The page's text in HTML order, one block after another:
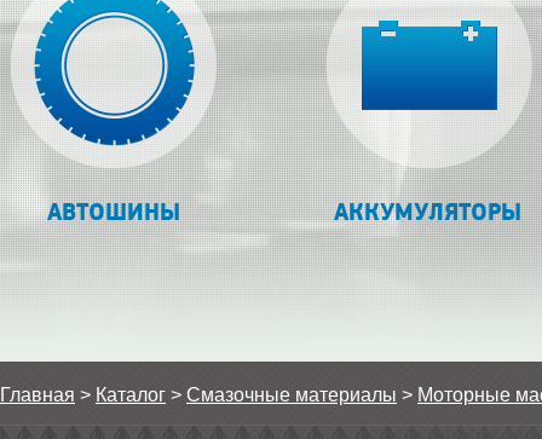
АВТОШИНЫ АККУМУЛЯТОРЫ
Главная > Каталог > Смазочные материалы > Моторные